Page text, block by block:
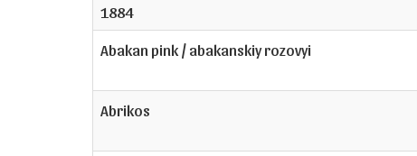
1884
Abakan pink / abakanskiy rozovyi
Abrikos